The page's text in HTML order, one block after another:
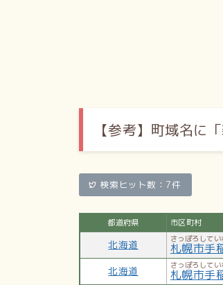
【参考】 町域名に
検索ヒット数：7件
都道府県 市区町村
北海道 さっぽろしてい
札幌市手
北海道 さっぽろしてい
札幌市手